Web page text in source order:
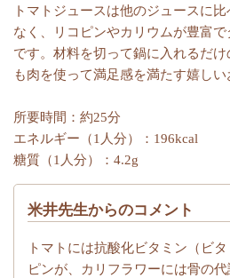
トマトジュースは他のジュースに
なく、リコピンやカリウムが豊富
です。材料を切って鍋に入れるだ
も肉を使って満足感を満たす嬉しい
所要時間：約25分
エネルギー（1人分）：196kcal
糖質（1人分）：4.2g
米井先生からのコメント
トマトには抗酸化ビタミン（ビ
ピンが、カリフラワーには骨の